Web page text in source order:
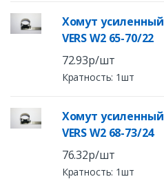
Хомут усиленный
VERS W2 65-70/22
72.93р/шт
Кратность: 1шт
Хомут усиленный
VERS W2 68-73/24
76.32р/шт
Кратность: 1шт